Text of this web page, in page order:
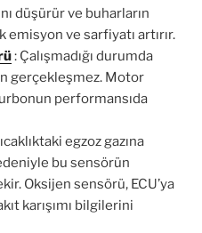
düşürür ve buharların
emisyon ve sarfiyatı artırır.
: Çalışmadığı durumda
gerçekleşmez. Motor
performansıda
egzoz gazına
bu sensörün
Oksijen sensörü, ECU’ya
karışımı bilgilerini